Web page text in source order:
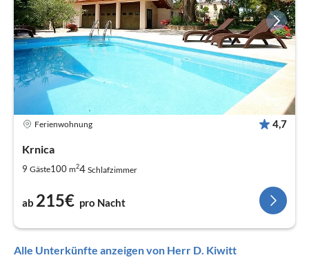
Ferienwohnung 4,7
Krnica
9 Gäste100 m24 Schlafzimmer
ab 215€ pro Nacht
Alle Unterkünfte anzeigen von Herr D. Kiwitt